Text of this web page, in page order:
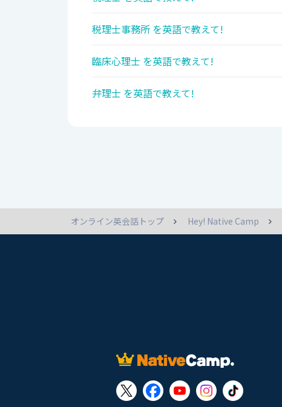
税理士事務所 を英語で教えて!
臨床心理士 を英語で教えて!
弁理士 を英語で教えて!
オンライン英会話トップ Hey! Native Camp